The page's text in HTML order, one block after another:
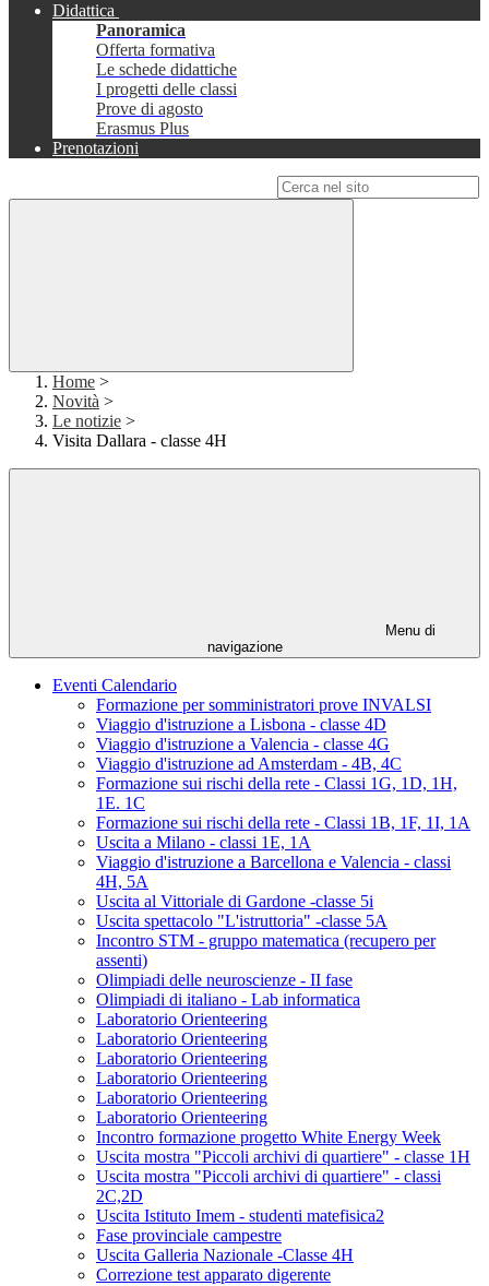
Didattica
Panoramica
Offerta formativa
Le schede didattiche
I progetti delle classi
Prove di agosto
Erasmus Plus
Prenotazioni
Home >
Novità >
Le notizie >
Visita Dallara - classe 4H
Menu di
navigazione
Eventi Calendario
Formazione per somministratori prove INVALSI
Viaggio d'istruzione a Lisbona - classe 4D
Viaggio d'istruzione a Valencia - classe 4G
Viaggio d'istruzione ad Amsterdam - 4B, 4C
Formazione sui rischi della rete - Classi 1G, 1D, 1H,
1E. 1C
Formazione sui rischi della rete - Classi 1B, 1F, 1I, 1A
Uscita a Milano - classi 1E, 1A
Viaggio d'istruzione a Barcellona e Valencia - classi
4H, 5A
Uscita al Vittoriale di Gardone -classe 5i
Uscita spettacolo "L'istruttoria" -classe 5A
Incontro STM - gruppo matematica (recupero per
assenti)
Olimpiadi delle neuroscienze - II fase
Olimpiadi di italiano - Lab informatica
Laboratorio Orienteering
Laboratorio Orienteering
Laboratorio Orienteering
Laboratorio Orienteering
Laboratorio Orienteering
Laboratorio Orienteering
Incontro formazione progetto White Energy Week
Uscita mostra "Piccoli archivi di quartiere" - classe 1H
Uscita mostra "Piccoli archivi di quartiere" - classi
2C,2D
Uscita Istituto Imem - studenti matefisica2
Fase provinciale campestre
Uscita Galleria Nazionale -Classe 4H
Correzione test apparato digerente